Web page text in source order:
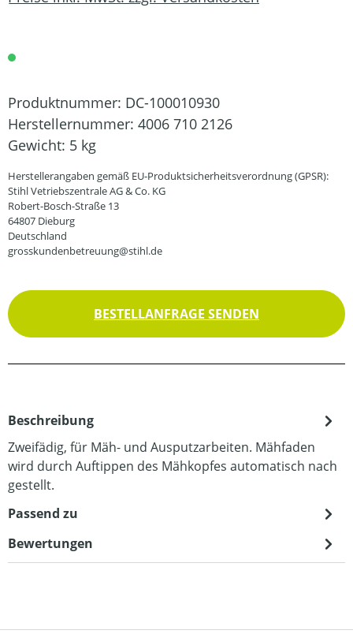
Produktnummer: DC-100010930
Herstellernummer: 4006 710 2126
Gewicht: 5 kg
Herstellerangaben gemäß EU-Produktsicherheitsverordnung (GPSR):
Stihl Vetriebszentrale AG & Co. KG
Robert-Bosch-Straße 13
64807 Dieburg
Deutschland
grosskundenbetreuung@stihl.de
BESTELLANFRAGE SENDEN
Beschreibung
Zweifädig, für Mäh- und Ausputzarbeiten. Mähfaden
wird durch Auftippen des Mähkopfes automatisch nach
gestellt.
Passend zu
Bewertungen